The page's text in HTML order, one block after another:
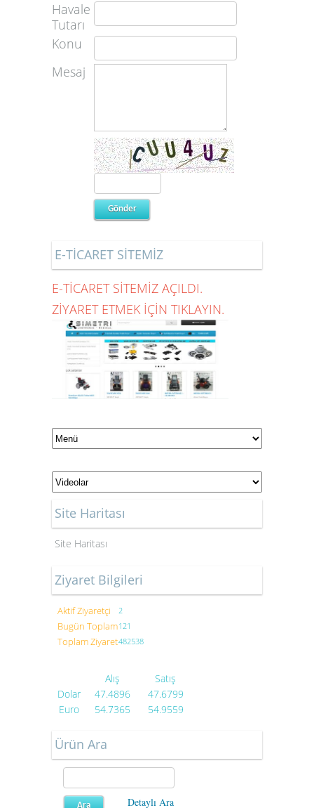
Havale
Tutarı
Konu
Mesaj
E-TİCARET SİTEMİZ
E-TİCARET SİTEMİZ AÇILDI.
ZİYARET ETMEK İÇİN TIKLAYIN.
Site Haritası
Site Haritası
Ziyaret Bilgileri
Aktif Ziyaretçi 2
Bugün Toplam121
Toplam Ziyaret482538
Alış
Satış
Dolar
47.4896
47.6799
Euro
54.7365 54.9559
Ürün Ara
Detaylı Ara